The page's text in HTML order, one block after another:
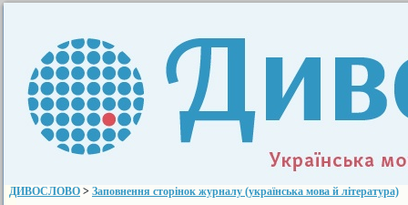
ДИВОСЛОВО > Заповнення сторінок журналу (українська мова й література)